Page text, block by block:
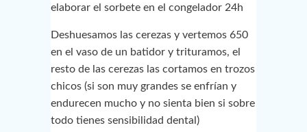
elaborar el sorbete en el congelador 24h
Deshuesamos las cerezas y vertemos 650
en el vaso de un batidor y trituramos, el
resto de las cerezas las cortamos en trozos
chicos (si son muy grandes se enfrían y
endurecen mucho y no sienta bien si sobre
todo tienes sensibilidad dental)